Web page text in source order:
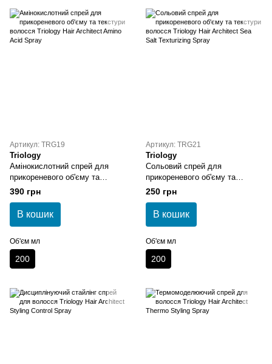
Артикул: TRG19
Triology
Амінокислотний спрей для
прикореневого об'єму та
текстури волосся Triology Hair
Architect Amino Acid Spray
390 грн
В кошик
Об'єм мл
200
Артикул: TRG21
Triology
Сольовий спрей для
прикореневого об'єму та
текстури волосся Triology Hair
Architect Sea Salt Texturizing
Spray
250 грн
В кошик
Об'єм мл
200